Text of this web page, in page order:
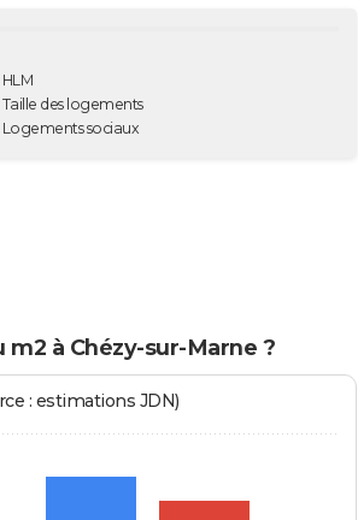
HLM
Taille des logements
Logements sociaux
m2 à Chézy-sur-Marne ?
: estimations JDN)